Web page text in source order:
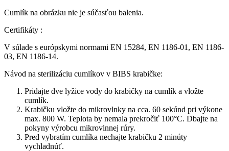
Cumlík na obrázku nie je súčasťou balenia.
Certifikáty :
V súlade s európskymi normami EN 15284, EN 1186-01, EN 1186-
03, EN 1186-14.
Návod na sterilizáciu cumlíkov v BIBS krabičke:
Pridajte dve lyžice vody do krabičky na cumlík a vložte
cumlík.
Krabičku vložte do mikrovlnky na cca. 60 sekúnd pri výkone
max. 800 W. Teplota by nemala prekročiť 100°C. Dbajte na
pokyny výrobcu mikrovlnnej rúry.
Pred vybratím cumlíka nechajte krabičku 2 minúty
vychladnúť.